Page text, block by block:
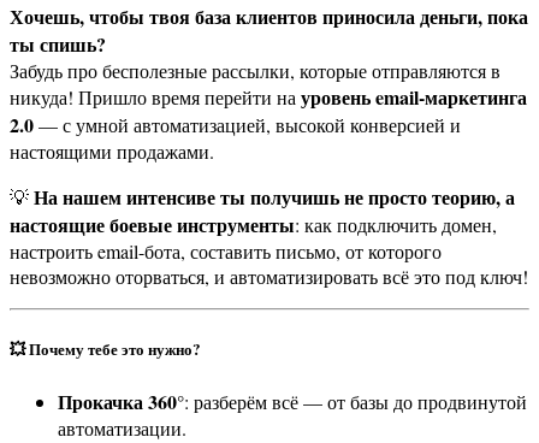
Хочешь, чтобы твоя база клиентов приносила деньги, пока
ты спишь?
Забудь про бесполезные рассылки, которые отправляются в
никуда! Пришло время перейти на уровень email-маркетинга
2.0— с умной автоматизацией, высокой конверсией и
настоящими продажами.
💡На нашем интенсиве ты получишь не просто теорию, а
настоящие боевые инструменты: как подключить домен,
настроить email-бота, составить письмо, от которого
невозможно оторваться, и автоматизировать всё это под ключ!
💥 Почему тебе это нужно?
Прокачка 360°: разберём всё — от базы до продвинутой
автоматизации.